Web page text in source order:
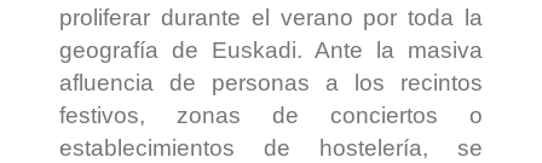
proliferar durante el verano por toda la
geografía de Euskadi. Ante la masiva
afluencia de personas a los recintos
festivos, zonas de conciertos o
establecimientos de hostelería, se